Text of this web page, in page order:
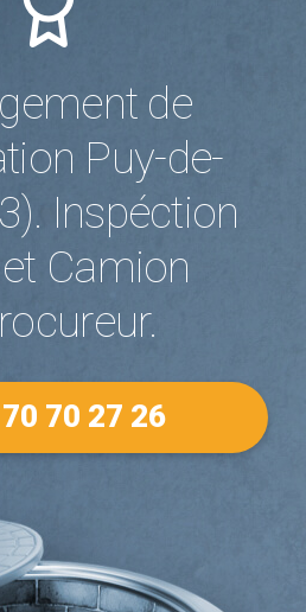
de
Puy-de-
Inspéction
Camion
70 27 26